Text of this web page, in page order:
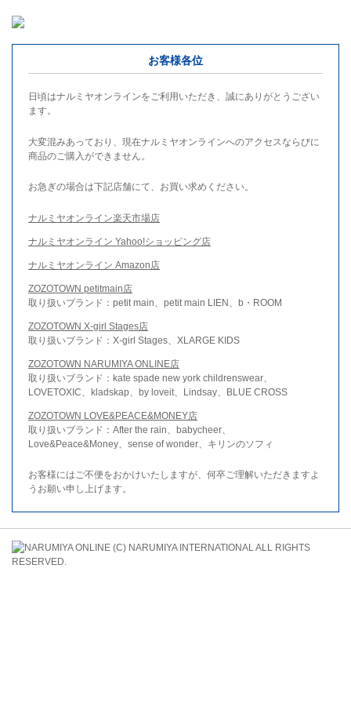
お客様各位
日頃はナルミヤオンラインをご利用いただき、誠にありがとうござい
ます。
大変混みあっており、現在ナルミヤオンラインへのアクセスならびに
商品のご購入ができません。
お急ぎの場合は下記店舗にて、お買い求めください。
ナルミヤオンライン楽天市場店
ナルミヤオンライン Yahoo!ショッピング店
ナルミヤオンライン Amazon店
ZOZOTOWN petitmain店
取り扱いブランド：petit main、petit main LIEN、b・ROOM
ZOZOTOWN X-girl Stages店
取り扱いブランド：X-girl Stages、XLARGE KIDS
ZOZOTOWN NARUMIYA ONLINE店
取り扱いブランド：kate spade new york childrenswear、
LOVETOXIC、kladskap、by loveit、Lindsay、BLUE CROSS
ZOZOTOWN LOVE&PEACE&MONEY店
取り扱いブランド：After the rain、babycheer、
Love&Peace&Money、sense of wonder、キリンのソフィ
お客様にはご不便をおかけいたしますが、何卒ご理解いただきますよ
うお願い申し上げます。